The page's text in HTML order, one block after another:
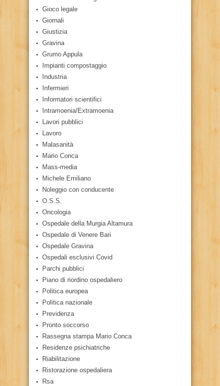
Gioco legale
Giornali
Giustizia
Gravina
Grumo Appula
Impianti compostaggio
Industria
Infermieri
Informatori scientifici
Intramoenia/Extramoenia
Lavori pubblici
Lavoro
Malasanità
Mario Conca
Mass-media
Michele Emiliano
Noleggio con conducente
O.S.S.
Oncologia
Ospedale della Murgia Altamura
Ospedale di Venere Bari
Ospedale Gravina
Ospedali esclusivi Covid
Parchi pubblici
Piano di riordino ospedaliero
Politica europea
Politica nazionale
Previdenza
Pronto soccorso
Rassegna stampa Mario Conca
Residenze psichiatriche
Riabilitazione
Ristorazione ospedaliera
Rsa